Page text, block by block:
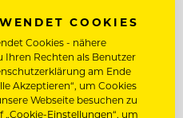
COOKIES
Cookies - nähere
Rechten als Benutzer
am Ende
Akzeptieren“, um Cookies
Webseite besuchen zu
„Cookie-Einstellungen“, um